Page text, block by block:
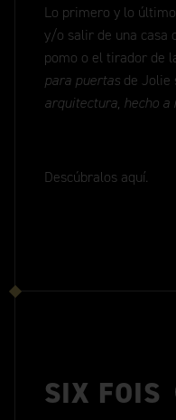
Lo primero y lo
y/o salir de una casa
pomo o el tirador de
para puertas de Jolie
arquitectura, hecho
Descúbralos aquí.
SIX FOIS